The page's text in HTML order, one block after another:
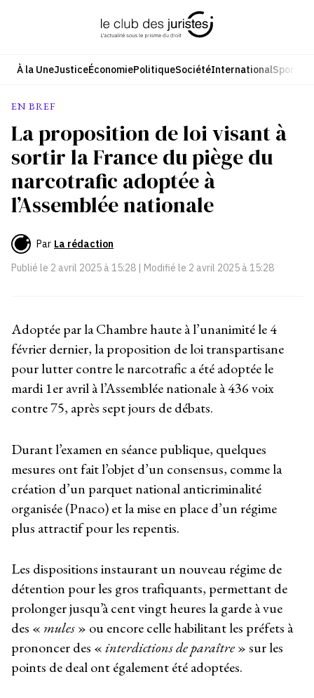
À la UneJusticeÉconomiePolitiqueSociétéInternationalSport
EN BREF
La proposition de loi visant à
sortir la France du piège du
narcotrafic adoptée à
l’Assemblée nationale
Par La rédaction
Publié le 2 avril 2025 à 15:28 | Modifié le 2 avril 2025 à 15:28
Adoptée par la Chambre haute à l’unanimité le 4
février dernier, la proposition de loi transpartisane
pour lutter contre le narcotrafic a été adoptée le
mardi 1eravril à l’Assemblée nationale à 436 voix
contre 75, après sept jours de débats.
Durant l’examen en séance publique, quelques
mesures ont fait l’objet d’un consensus, comme la
création d’un parquet national anticriminalité
organisée (Pnaco) et la mise en place d’un régime
plus attractif pour les repentis.
Les dispositions instaurant un nouveau régime de
détention pour les gros trafiquants, permettant de
prolonger jusqu’à cent vingt heures la garde à vue
des « mules» ou encore celle habilitant les préfets à
prononcer des «interdictions de paraître» sur les
points de deal ont également été adoptées.